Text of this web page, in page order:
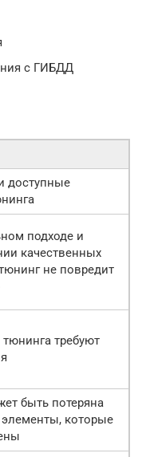
с ГИБДД
доступные
подходе и
качественных
не повредит
требуют
быть потеряна
элементы, которые